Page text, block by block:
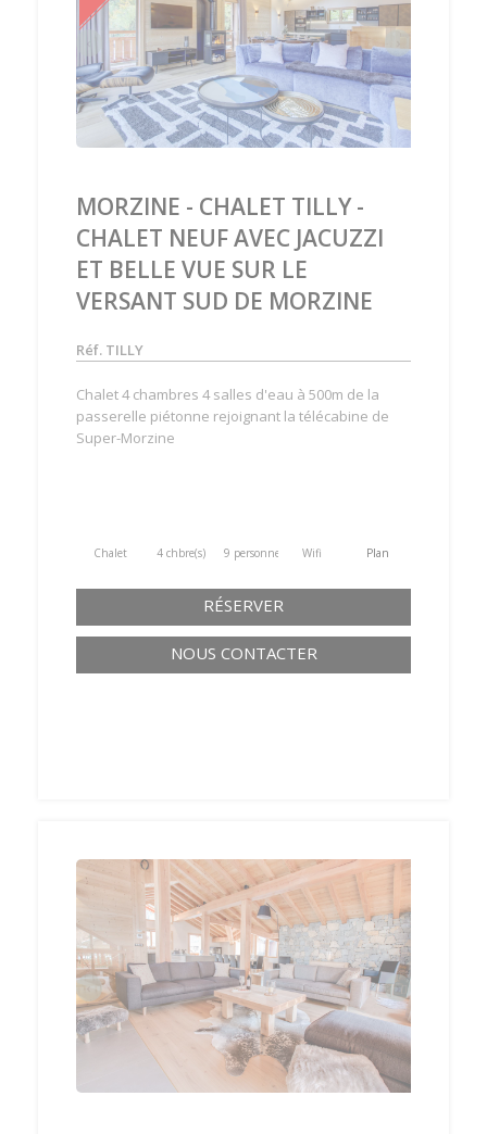
MORZINE - CHALET TILLY -
CHALET NEUF AVEC JACUZZI
ET BELLE VUE SUR LE
VERSANT SUD DE MORZINE
Réf. TILLY
Chalet 4 chambres 4 salles d'eau à 500m de la
passerelle piétonne rejoignant la télécabine de
Super-Morzine
Chalet 4 chbre(s) 9 personne(s) Wifi Plan
RÉSERVER
NOUS CONTACTER
›